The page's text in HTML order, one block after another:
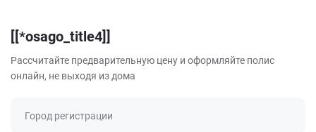
[[*osago_title4]]
Рассчитайте предварительную цену и оформляйте полис
онлайн, не выходя из дома
Город регистрации